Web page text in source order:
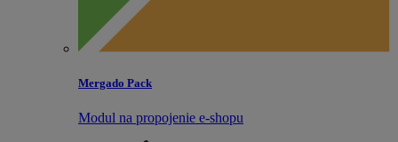
Mergado Pack
Modul na propojenie e‑shopu